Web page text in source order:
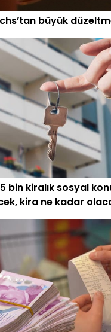
büyük
bin kiralık sosyal
kira ne kadar